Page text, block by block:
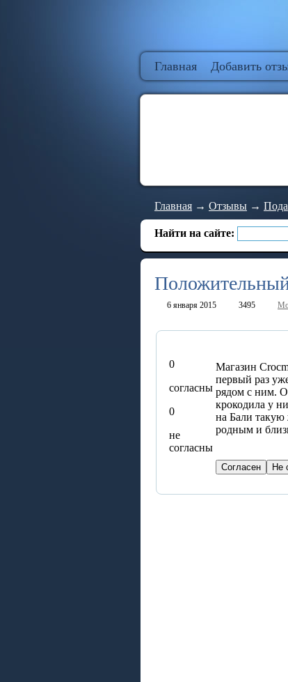
Главная Добавить
Главная → Отзывы →
Найти на сайте:
6 января 2015 3495
0
согласны
0
не
согласны
Магазин
первый раз
рядом с ним.
крокодила у
на Бали
родным и